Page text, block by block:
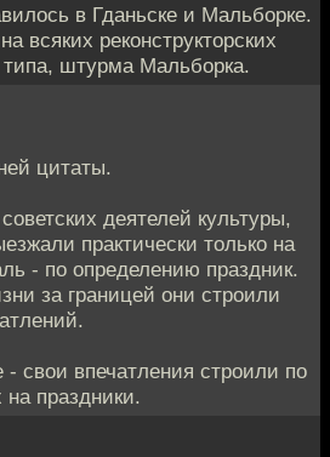
в Гданьске и Мальборке.
всяких реконструкторских
штурма Мальборка.
цитаты.
деятелей культуры,
практически только на
- по определению праздник.
за границей они строили
свои впечатления строили по
праздники.